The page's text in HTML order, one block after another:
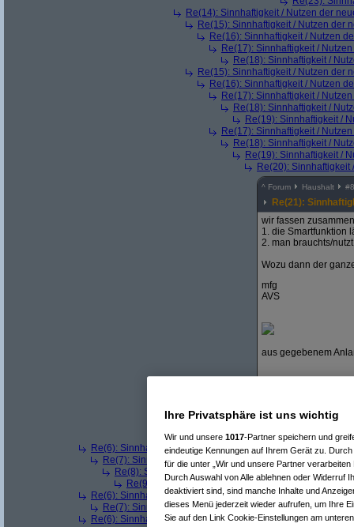
Re(14): Sinnhaftigkeit / Nutzen der
Re(15): Sinnhaftigkeit / Nutzen der
Re(16): Sinnhaftigkeit / Nutzen
Re(17): Sinnhaftigkeit /
Re(18): Sinnhaftigkeit /
Re(15): Sinnhaftigkeit / Nutzen der
Re(16): Sinnhaftigkeit / Nutzen
Re(17): Sinnhaftigkeit /
Re(18): Sinnhaftigkeit /
Re(19): Sinnhaftigkeit /
Re(17): Sinnhaftigkeit /
Re(18): Sinnhaftigkeit /
Re(19): Sinnhaftigkeit /
Re(20): Sinnhaftigkeit
^ Forum Haushalt #
Re(21):
wir fassen
1. die Smartfunktion
2. man brauchts/
Wozu dann der
mfg
AVS
aus gegebenem
Re(22):
Re(6): Sinnhaftigkeit / Nutzen der neuen Smartmeter(
Re(7): Sinnhaftigkeit / Nutzen der neuen Smartmeter(
Re(8): Sinnhaftigkeit / Nutzen der neuen Smartmeter
(
Re(9): Sinnhaftigkeit / Nutzen der neuen Smartmeter
Re(6): Sinnhaftigkeit / Nutzen der neuen Smartmeter(Tomi31
Re(7): Sinnhaftigkeit / Nutzen der neuen Smartmeter (
Re(6): Sinnhaftigkeit / Nutzen der neuen Smartmeter( Sonic
Ihre Privatsphäre ist uns wichtig
Wir und unsere 1017-Partner speichern und
eindeutige Kennungen auf Ihrem Gerät zu.
für die unter „Wir und unsere Partner
Durch Auswahl von Alle ablehnen oder Widerruf
deaktiviert sind, sind manche Inhalte und
dieses Menü jederzeit wieder aufrufen, um Ihre
Sie auf den Link Cookie-Einstellungen am